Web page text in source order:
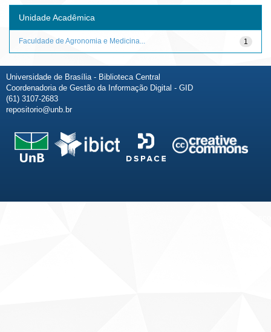
Unidade Acadêmica
1
Faculdade de Agronomia e Medicina...
Universidade de Brasília - Biblioteca Central
Coordenadoria de Gestão da Informação Digital - GID
(61) 3107-2683
repositorio@unb.br